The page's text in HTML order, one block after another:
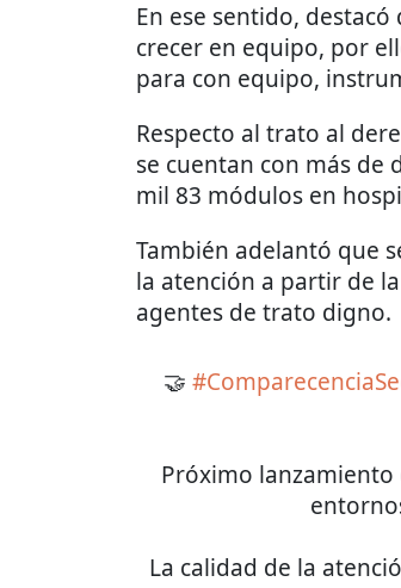
En ese sentido,
crecer en equipo, por
para con equipo,
Respecto al trato al
se cuentan con más de
mil 83 módulos en
También adelantó que
la atención a partir de la
agentes de trato digno.
🤝
Próximo lanzamiento
La calidad de la